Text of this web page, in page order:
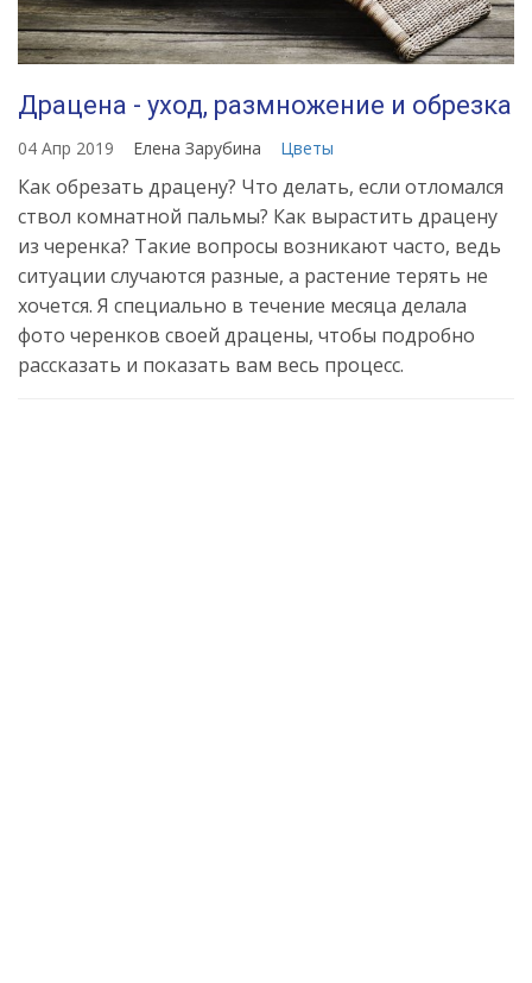
Драцена - уход, размножение и обрезка
04 Апр 2019 Елена Зарубина Цветы
Как обрезать драцену? Что делать, если отломался
ствол комнатной пальмы? Как вырастить драцену
из черенка? Такие вопросы возникают часто, ведь
ситуации случаются разные, а растение терять не
хочется. Я специально в течение месяца делала
фото черенков своей драцены, чтобы подробно
рассказать и показать вам весь процесс.